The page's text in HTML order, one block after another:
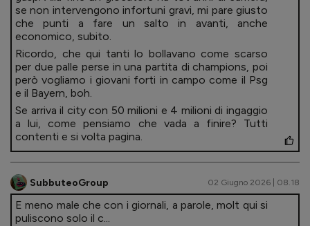
se non intervengono infortuni gravi, mi pare giusto
che punti a fare un salto in avanti, anche
economico, subito.
Ricordo, che qui tanti lo bollavano come scarso
per due palle perse in una partita di champions, poi
però vogliamo i giovani forti in campo come il Psg
e il Bayern, boh.
Se arriva il city con 50 milioni e 4 milioni di ingaggio
a lui, come pensiamo che vada a finire? Tutti
contenti e si volta pagina.
SubbuteoGroup 02 Giugno 2026 | 08.18
E meno male che con i giornali, a parole, molt qui si
puliscono solo il c...